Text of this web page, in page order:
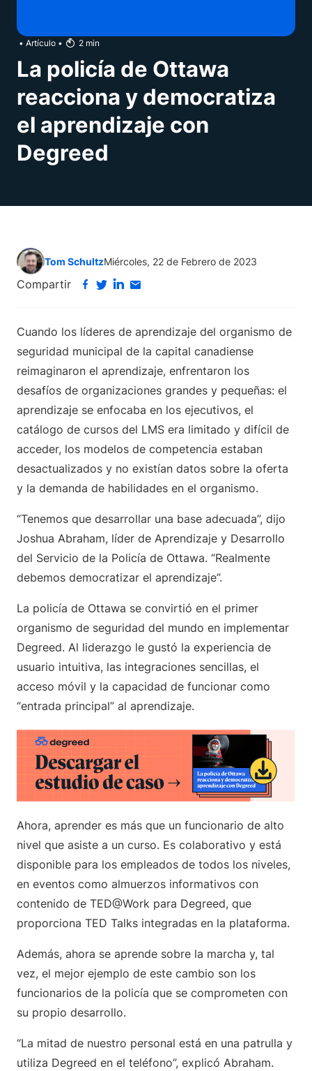
• Artículo • 2 min
La policía de Ottawa
reacciona y democratiza
el aprendizaje con
Degreed
Tom SchultzMiércoles, 22 de Febrero de 2023
Compartir
Cuando los líderes de aprendizaje del organismo de
seguridad municipal de la capital canadiense
reimaginaron el aprendizaje, enfrentaron los
desafíos de organizaciones grandes y pequeñas: el
aprendizaje se enfocaba en los ejecutivos, el
catálogo de cursos del LMS era limitado y difícil de
acceder, los modelos de competencia estaban
desactualizados y no existían datos sobre la oferta
y la demanda de habilidades en el organismo.
“Tenemos que desarrollar una base adecuada”, dijo
Joshua Abraham, líder de Aprendizaje y Desarrollo
del Servicio de la Policía de Ottawa. “Realmente
debemos democratizar el aprendizaje”.
La policía de Ottawa se convirtió en el primer
organismo de seguridad del mundo en implementar
Degreed. Al liderazgo le gustó la experiencia de
usuario intuitiva, las integraciones sencillas, el
acceso móvil y la capacidad de funcionar como
“entrada principal” al aprendizaje.
Ahora, aprender es más que un funcionario de alto
nivel que asiste a un curso. Es colaborativo y está
disponible para los empleados de todos los niveles,
en eventos como almuerzos informativos con
contenido de TED@Work para Degreed, que
proporciona TED Talks integradas en la plataforma.
Además, ahora se aprende sobre la marcha y, tal
vez, el mejor ejemplo de este cambio son los
funcionarios de la policía que se comprometen con
su propio desarrollo.
“La mitad de nuestro personal está en una patrulla y
utiliza Degreed en el teléfono”, explicó Abraham.